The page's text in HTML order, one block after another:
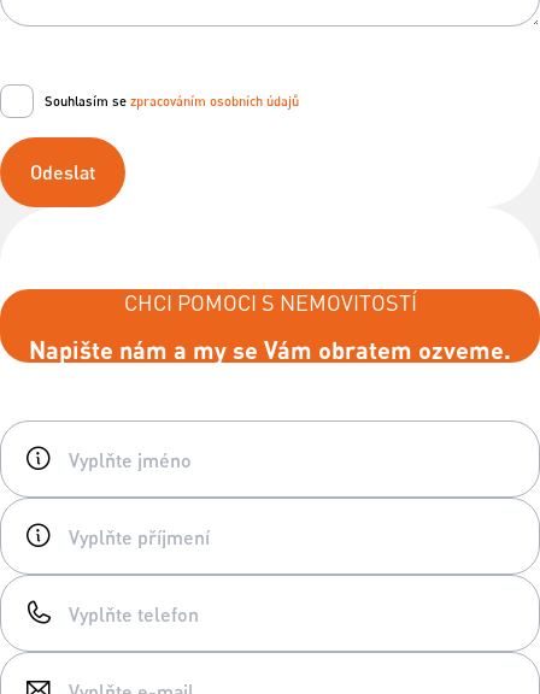
Souhlasím se zpracováním osobních údajů
Odeslat
CHCI POMOCI S NEMOVITOSTÍ
Napište nám a my se Vám obratem ozveme.